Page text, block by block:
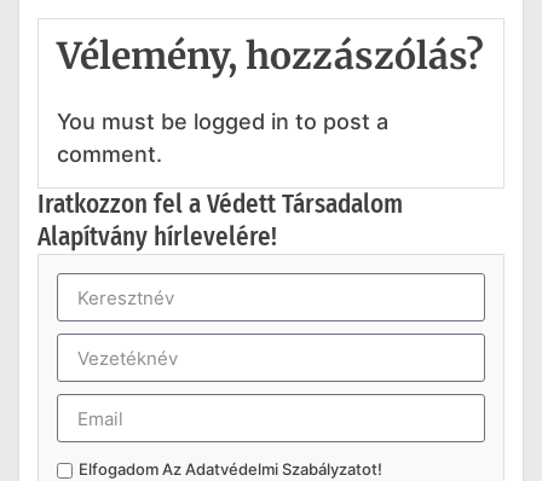
Vélemény, hozzászólás?
You must be logged in to post a
comment.
Iratkozzon fel a Védett Társadalom
Alapítvány hírlevelére!
Elfogadom AzAdatvédelmi Szabályzatot!